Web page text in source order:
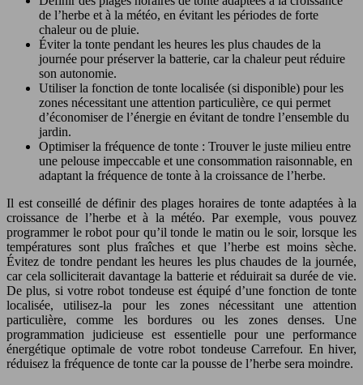
de l’herbe et à la météo, en évitant les périodes de forte
chaleur ou de pluie.
Éviter la tonte pendant les heures les plus chaudes de la
journée pour préserver la batterie, car la chaleur peut réduire
son autonomie.
Utiliser la fonction de tonte localisée (si disponible) pour les
zones nécessitant une attention particulière, ce qui permet
d’économiser de l’énergie en évitant de tondre l’ensemble du
jardin.
Optimiser la fréquence de tonte : Trouver le juste milieu entre
une pelouse impeccable et une consommation raisonnable, en
adaptant la fréquence de tonte à la croissance de l’herbe.
Il est conseillé de définir des plages horaires de tonte adaptées à la
croissance de l’herbe et à la météo. Par exemple, vous pouvez
programmer le robot pour qu’il tonde le matin ou le soir, lorsque les
températures sont plus fraîches et que l’herbe est moins sèche.
Évitez de tondre pendant les heures les plus chaudes de la journée,
car cela solliciterait davantage la batterie et réduirait sa durée de vie.
De plus, si votre robot tondeuse est équipé d’une fonction de tonte
localisée, utilisez-la pour les zones nécessitant une attention
particulière, comme les bordures ou les zones denses. Une
programmation judicieuse est essentielle pour une performance
énergétique optimale de votre robot tondeuse Carrefour. En hiver,
réduisez la fréquence de tonte car la pousse de l’herbe sera moindre.